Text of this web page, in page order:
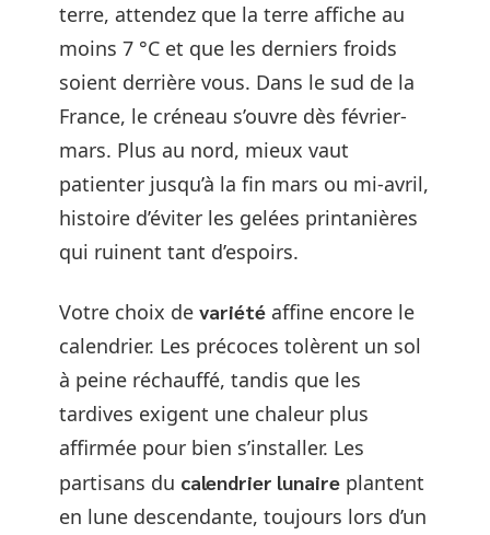
terre, attendez que la terre affiche au
moins 7 °C et que les derniers froids
soient derrière vous. Dans le sud de la
France, le créneau s’ouvre dès février-
mars. Plus au nord, mieux vaut
patienter jusqu’à la fin mars ou mi-avril,
histoire d’éviter les gelées printanières
qui ruinent tant d’espoirs.
Votre choix de variété affine encore le
calendrier. Les précoces tolèrent un sol
à peine réchauffé, tandis que les
tardives exigent une chaleur plus
affirmée pour bien s’installer. Les
partisans du calendrier lunaire plantent
en lune descendante, toujours lors d’un